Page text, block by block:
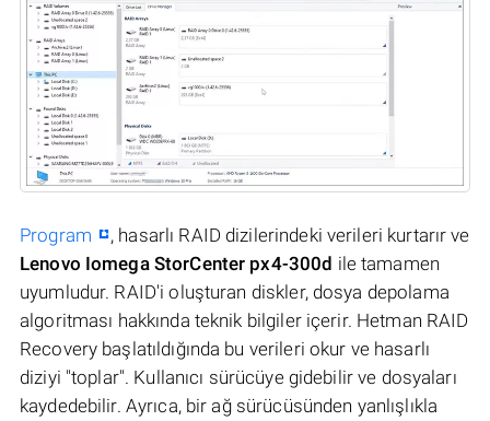
Program
, hasarlı RAID dizilerindeki verileri kurtarır ve
Lenovo Iomega StorCenter px4-300d ile tamamen
uyumludur. RAID'i oluşturan diskler, dosya depolama
algoritması hakkında teknik bilgiler içerir. Hetman RAID
Recovery başlatıldığında bu verileri okur ve hasarlı
diziyi "toplar". Kullanıcı sürücüye gidebilir ve dosyaları
kaydedebilir. Ayrıca, bir ağ sürücüsünden yanlışlıkla